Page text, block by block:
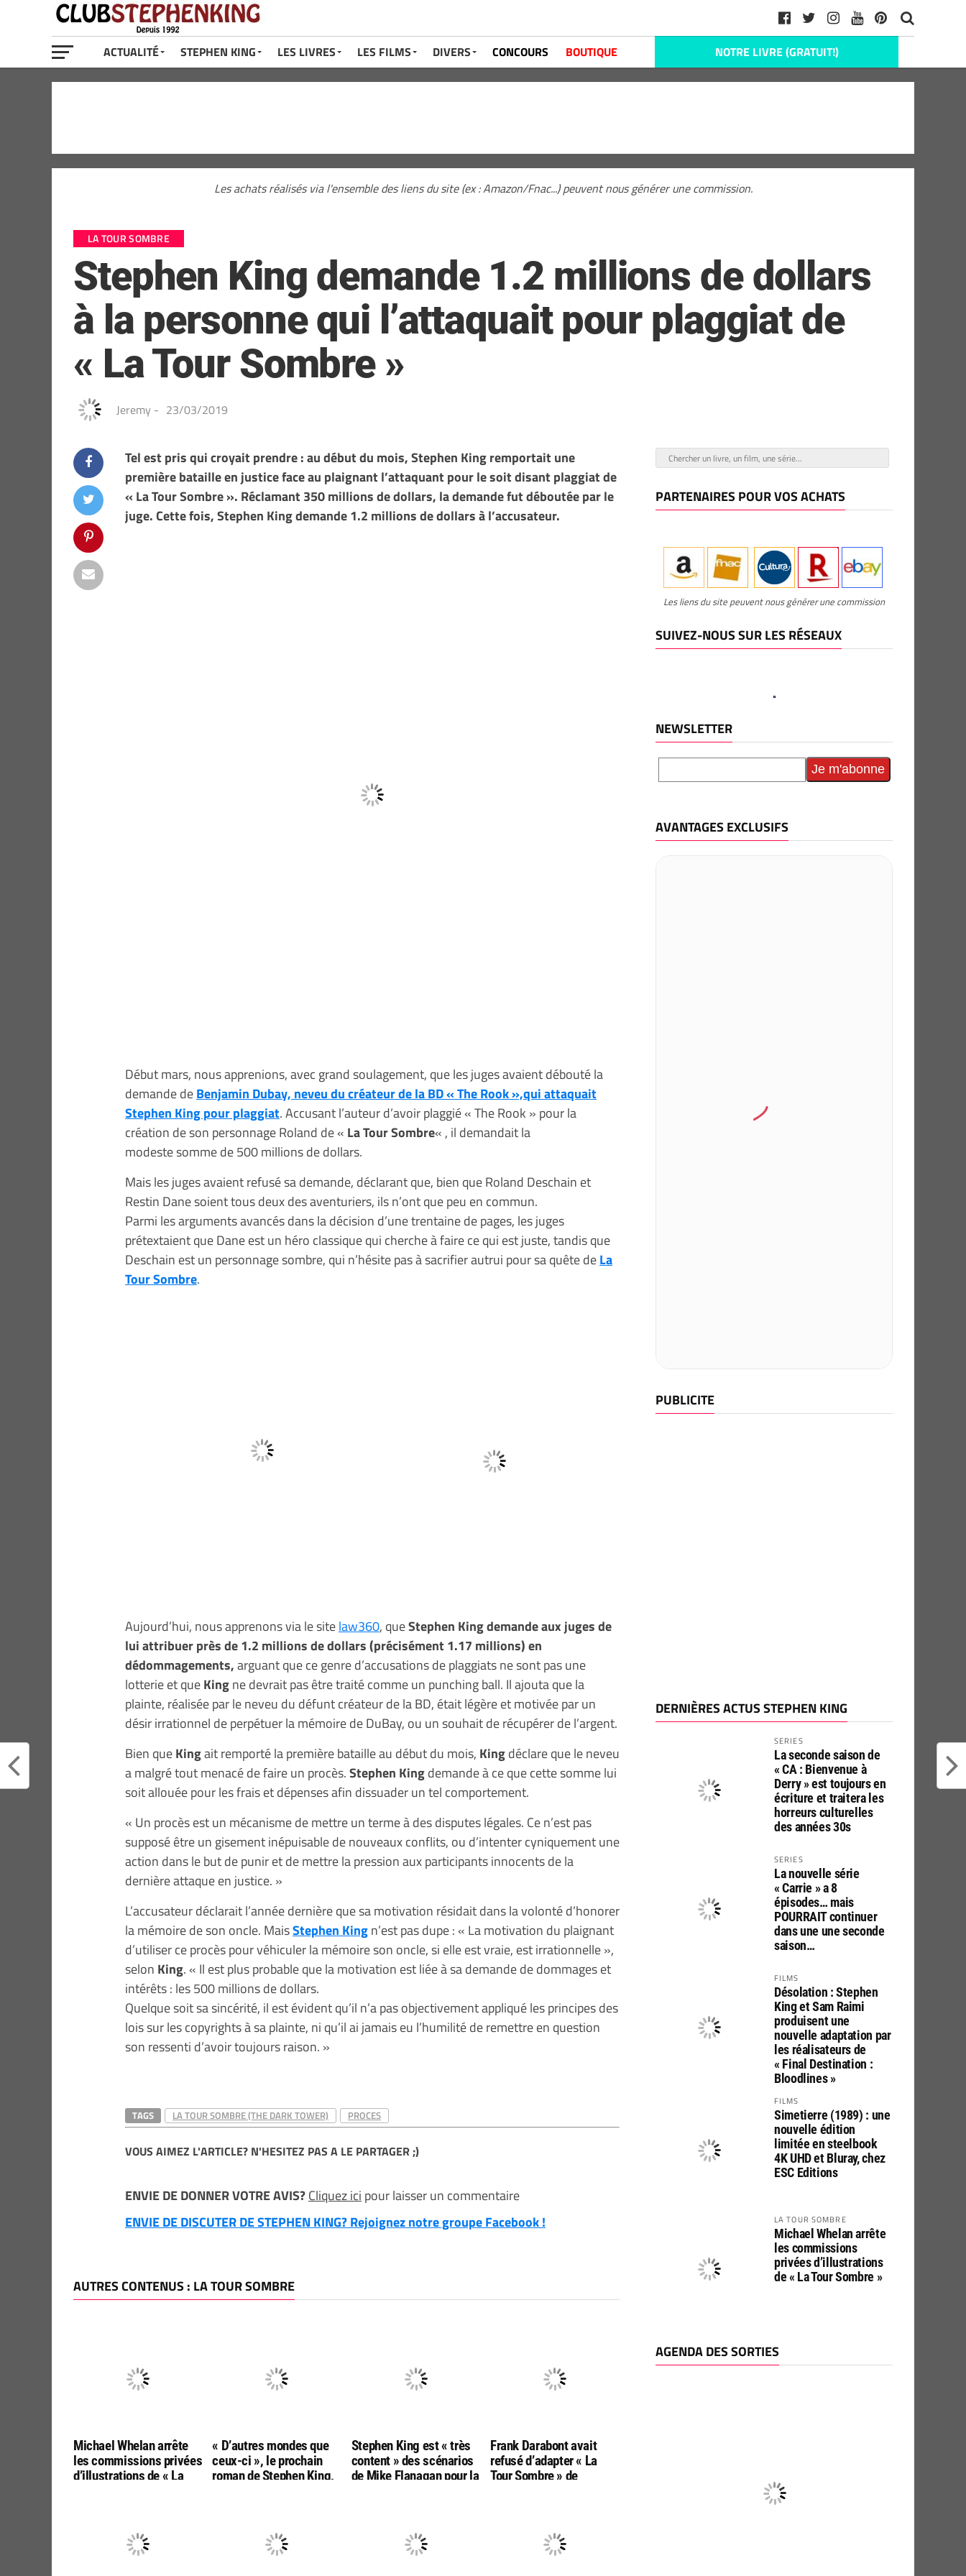
ACTUALITÉ STEPHEN KING LES LIVRES LES FILMS DIVERS CONCOURS BOUTIQUE NOTRE LIVRE (GRATUIT!)
Les achats réalisés via l'ensemble des liens du site (ex : Amazon/Fnac...) peuvent nous générer une commission.
LA TOUR SOMBRE
Stephen King demande 1.2 millions de dollars
à la personne qui l’attaquait pour plaggiat de
« La Tour Sombre »
Jeremy - 23/03/2019
Tel est pris qui croyait prendre : au début du mois, Stephen King remportait une
première bataille en justice face au plaignant l’attaquant pour le soit disant plaggiat de
« La Tour Sombre ». Réclamant 350 millions de dollars, la demande fut déboutée par le
juge. Cette fois, Stephen King demande 1.2 millions de dollars à l’accusateur.
Début mars, nous apprenions, avec grand soulagement, que les juges avaient débouté la
demande deBenjamin Dubay, neveu du créateur de la BD « The Rook »,qui attaquait
Stephen King pour plaggiat. Accusant l’auteur d’avoir plaggié « The Rook » pour la
création de son personnage Roland de « La Tour Sombre« , il demandait la
modeste somme de 500 millions de dollars.
Mais les juges avaient refusé sa demande, déclarant que, bien que Roland Deschain et
Restin Dane soient tous deux des aventuriers, ils n’ont que peu en commun.
Parmi les arguments avancés dans la décision d’une trentaine de pages, les juges
prétextaient que Dane est un héro classique qui cherche à faire ce qui est juste, tandis que
Deschain est un personnage sombre, qui n’hésite pas à sacrifier autrui pour sa quête deLa
Tour Sombre.
Aujourd’hui, nous apprenons via le sitelaw360, queStephen King demande aux juges de
lui attribuer près de 1.2 millions de dollars (précisément 1.17 millions) en
dédommagements,arguant que ce genre d’accusations de plaggiats ne sont pas une
lotterie et queKingne devrait pas être traité comme un punching ball. Il ajouta que la
plainte, réalisée par le neveu du défunt créateur de la BD, était légère et motivée par un
désir irrationnel de perpétuer la mémoire de DuBay, ou un souhait de récupérer de l’argent.
Bien queKingait remporté la première bataille au début du mois, Kingdéclare que le neveu
a malgré tout menacé de faire un procès.Stephen Kingdemande à ce que cette somme lui
soit allouée pour les frais et dépenses afin dissuader un tel comportement.
« Un procès est un mécanisme de mettre un terme à des disputes légales. Ce n’est pas
supposé être un gisement inépuisable de nouveaux conflits, ou d’intenter cyniquement une
action dans le but de punir et de mettre la pression aux participants innocents de la
dernière attaque en justice. »
L’accusateur déclarait l’année dernière que sa motivation résidait dans la volonté d’honorer
la mémoire de son oncle. MaisStephen Kingn’est pas dupe : « La motivation du plaignant
d’utiliser ce procès pour véhiculer la mémoire son oncle, si elle est vraie, est irrationnelle »,
selon King. « Il est plus probable que la motivation est liée à sa demande de dommages et
intérêts : les 500 millions de dollars.
Quelque soit sa sincérité, il est évident qu’il n’a pas objectivement appliqué les principes des
lois sur les copyrights à sa plainte, ni qu’il ai jamais eu l’humilité de remettre en question
son ressenti d’avoir toujours raison. »
TAGS LA TOUR SOMBRE (THE DARK TOWER) PROCES
VOUS AIMEZ L'ARTICLE? N'HESITEZ PAS A LE PARTAGER ;)
ENVIE DE DONNER VOTRE AVIS?Cliquez ici pour laisser un commentaire
ENVIE DE DISCUTER DE STEPHEN KING? Rejoignez notre groupe Facebook !
AUTRES CONTENUS : LA TOUR SOMBRE
Michael Whelan arrête
les commissions privées
d’illustrations de « La
« D’autres mondes que
ceux-ci », le prochain
roman de Stephen King,
Stephen King est « très
content » des scénarios
de Mike Flanagan pour la
Frank Darabont avait
refusé d’adapter « La
Tour Sombre » de
PARTENAIRES POUR VOS ACHATS
Les liens du site peuvent nous générer une commission
SUIVEZ-NOUS SUR LES RÉSEAUX
NEWSLETTER
AVANTAGES EXCLUSIFS
PUBLICITE
DERNIÈRES ACTUS STEPHEN KING
SERIES
La seconde saison de
« CA : Bienvenue à
Derry » est toujours en
écriture et traitera les
horreurs culturelles
des années 30s
SERIES
La nouvelle série
« Carrie » a 8
épisodes… mais
POURRAIT continuer
dans une une seconde
saison…
FILMS
Désolation : Stephen
King et Sam Raimi
produisent une
nouvelle adaptation par
les réalisateurs de
« Final Destination :
Bloodlines »
FILMS
Simetierre (1989) : une
nouvelle édition
limitée en steelbook
4K UHD et Bluray, chez
ESC Editions
LA TOUR SOMBRE
Michael Whelan arrête
les commissions
privées d’illustrations
de « La Tour Sombre »
AGENDA DES SORTIES